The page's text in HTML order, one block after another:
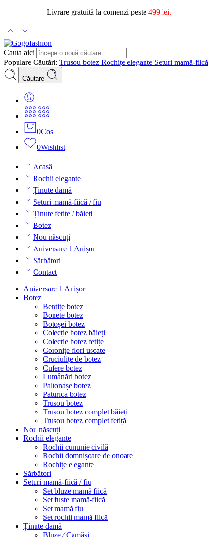
Livrare gratuită la comenzi peste 499 lei.
Cauta aici
Populare Căutări: Trusou botez Rochițe elegante Seturi mamă-fiică
Căutare
0Cos
0Wishlist
Acasă
Rochii elegante
Ținute damă
Seturi mamă-fiică / fiu
Ținute fetițe / băieți
Botez
Nou născuți
Aniversare 1 Anișor
Sărbători
Contact
Aniversare 1 Anișor
Botez
Bentițe botez
Bonete botez
Botoșei botez
Colecție botez băieți
Colecție botez fetițe
Coronițe flori uscate
Cruciulițe de botez
Cufere botez
Lumânări botez
Paltonașe botez
Păturică botez
Trusou botez
Trusou botez complet băieți
Trusou botez complet fetiță
Nou născuți
Rochii elegante
Rochii cununie civilă
Rochii domnișoare de onoare
Rochițe elegante
Sărbători
Seturi mamă-fiică / fiu
Set bluze mamă fiică
Set fuste mamă-fiică
Set mamă fiu
Set rochii mamă fiică
Ținute damă
Bluze ⁄ Camăși